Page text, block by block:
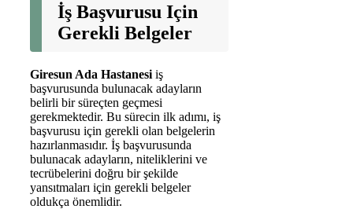
İş Başvurusu Için
Gerekli Belgeler
Giresun Ada Hastanesi iş
başvurusunda bulunacak adayların
belirli bir süreçten geçmesi
gerekmektedir. Bu sürecin ilk adımı, iş
başvurusu için gerekli olan belgelerin
hazırlanmasıdır. İş başvurusunda
bulunacak adayların, niteliklerini ve
tecrübelerini doğru bir şekilde
yansıtmaları için gerekli belgeler
oldukça önemlidir.